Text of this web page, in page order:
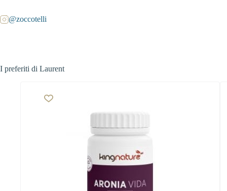
@zoccotelli
I preferiti di Laurent